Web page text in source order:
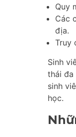
Quy
Các
địa.
Truy
Sinh
thái đa
sinh
học.